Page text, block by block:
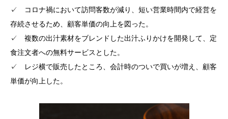
✓ コロナ禍において訪問客数が減り、短い営業時間内で経営を
存続させるため、顧客単価の向上を図った。
✓ 複数の出汁素材をブレンドした出汁ふりかけを開発して、定
食注文者への無料サービスとした。
✓ レジ横で販売したところ、会計時のついで買いが増え、顧客
単価が向上した。